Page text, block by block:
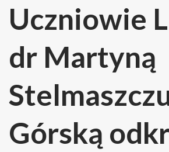
Uczniowie
dr Martyną
Górską